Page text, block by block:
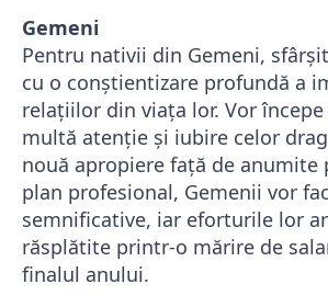
Gemeni
Pentru nativii din Gemeni,
cu o conștientizare profundă a
relațiilor din viața lor. Vor
multă atenție și iubire celor
nouă apropiere față de anumite
plan profesional, Gemenii vor
semnificative, iar eforturile lor
răsplătite printr-o mărire de
finalul anului.